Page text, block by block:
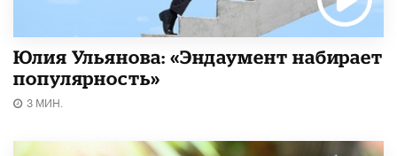
Юлия Ульянова: «Эндаумент набирает
популярность»
3 МИН.